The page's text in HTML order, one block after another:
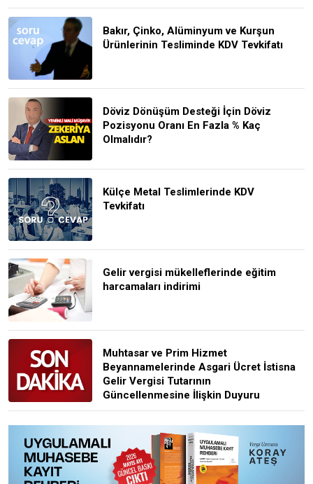
Bakır, Çinko, Alüminyum ve Kurşun
Ürünlerinin Tesliminde KDV Tevkifatı
Döviz Dönüşüm Desteği İçin Döviz
Pozisyonu Oranı En Fazla % Kaç
Olmalıdır?
Külçe Metal Teslimlerinde KDV
Tevkifatı
Gelir vergisi mükelleflerinde eğitim
harcamaları indirimi
Muhtasar ve Prim Hizmet
Beyannamelerinde Asgari Ücret İstisna
Gelir Vergisi Tutarının
Güncellenmesine İlişkin Duyuru